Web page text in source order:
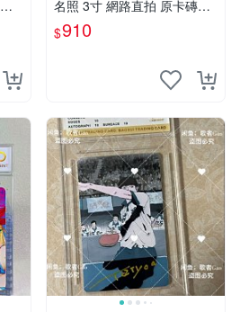
名照 3寸 網路直拍 原卡磚包
裝 發行限量 規格精細 收藏推
薦 yo-tsuba 簽名照 四葉妹妹
$910